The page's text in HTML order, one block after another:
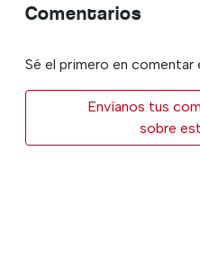
Comentarios
Sé el primero en
Envíanos tus
sobre